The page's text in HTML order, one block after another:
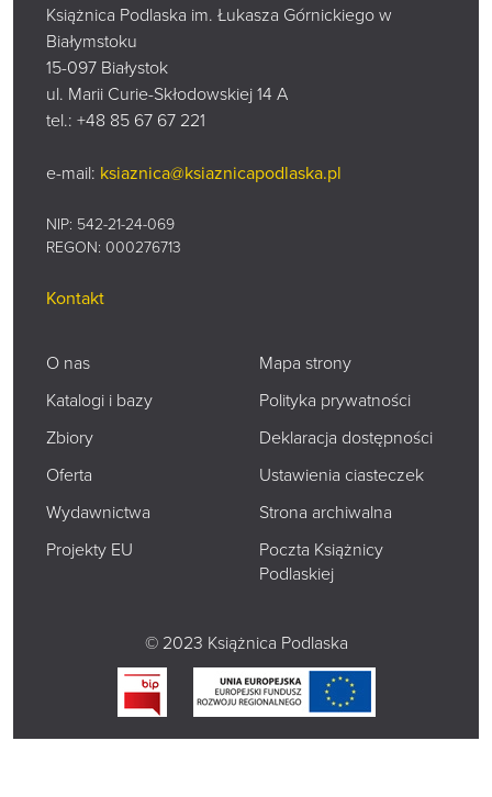
Książnica Podlaska im. Łukasza Górnickiego w
Białymstoku
15-097 Białystok
ul. Marii Curie-Skłodowskiej 14 A
tel.: +48 85 67 67 221
e-mail: ksiaznica@ksiaznicapodlaska.pl
NIP: 542-21-24-069
REGON: 000276713
Kontakt
O nas
Katalogi i bazy
Zbiory
Oferta
Wydawnictwa
Projekty EU
Mapa strony
Polityka prywatności
Deklaracja dostępności
Ustawienia ciasteczek
Strona archiwalna
Poczta Książnicy
Podlaskiej
© 2023 Książnica Podlaska